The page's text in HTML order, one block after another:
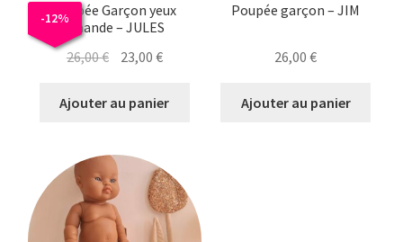
-12%
Poupée Garçon yeux
amande – JULES
26,00€ Le
initial
23,00 €Le
actuel
Ajouter au panier
Poupée garçon – JIM
26,00€
Ajouter au panier